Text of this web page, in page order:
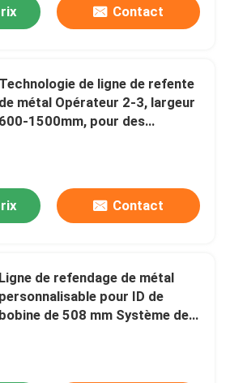
Contact
Technologie de ligne de refente
de métal Opérateur 2-3, largeur
600-1500mm, pour des
Contact
Ligne de refendage de métal
personnalisable pour ID de
bobine de 508 mm Système de